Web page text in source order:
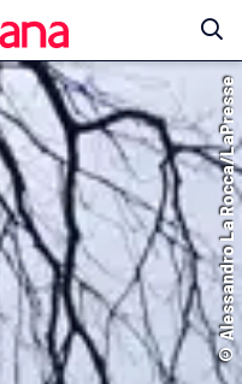
© Alessandro La Rocca/LaPresse